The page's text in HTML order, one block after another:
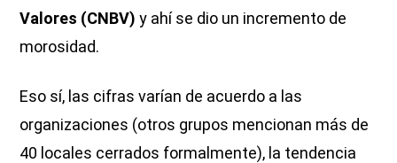
Valores (CNBV) y ahí se dio un incremento de
morosidad.
Eso sí, las cifras varían de acuerdo a las
organizaciones (otros grupos mencionan más de
40 locales cerrados formalmente), la tendencia